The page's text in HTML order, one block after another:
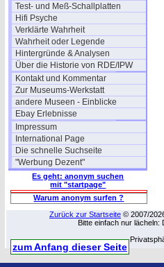
Test- und Meß-Schallplatten
Hifi Psyche
Verklärte Wahrheit
Wahrheit oder Legende
Hintergründe & Analysen
Über die Historie von RDE/IPW
Kontakt und Kommentar
Zur Museums-Werkstatt
andere Museen - Einblicke
Ebay Erlebnisse
Impressum
International Page
Die schnelle Suchseite
"Werbung Dezent"
Es geht: anonym suchen
mit "startpage"
Warum anonym surfen ?
Zurück zur Startseite © 2007/
Bitte einfach nur
zum Anfang dieser Seite